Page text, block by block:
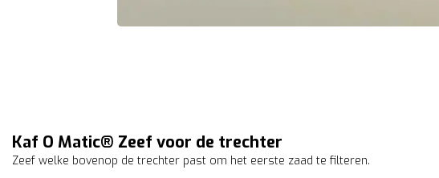
Kaf O Matic® Zeef voor de trechter
Zeef welke bovenop de trechter past om het eerste zaad te filteren.